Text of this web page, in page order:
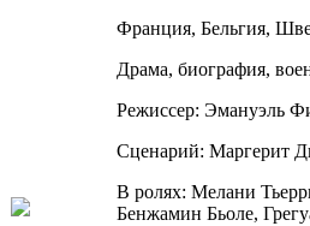
Франция, Бельгия,
Драма, биография,
Режиссер: Эмануэль
Сценарий: Маргерит
В ролях: Мелани
Бенжамин Бьоле,